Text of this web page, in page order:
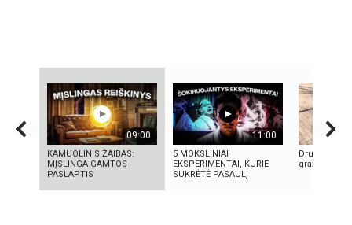
09:00
KAMUOLINIS ŽAIBAS:
MĮSLINGA GAMTOS
PASLAPTIS
11:00
5 MOKSLINIAI
EKSPERIMENTAI, KURIE
SUKRĖTĖ PASAULĮ
gražėja